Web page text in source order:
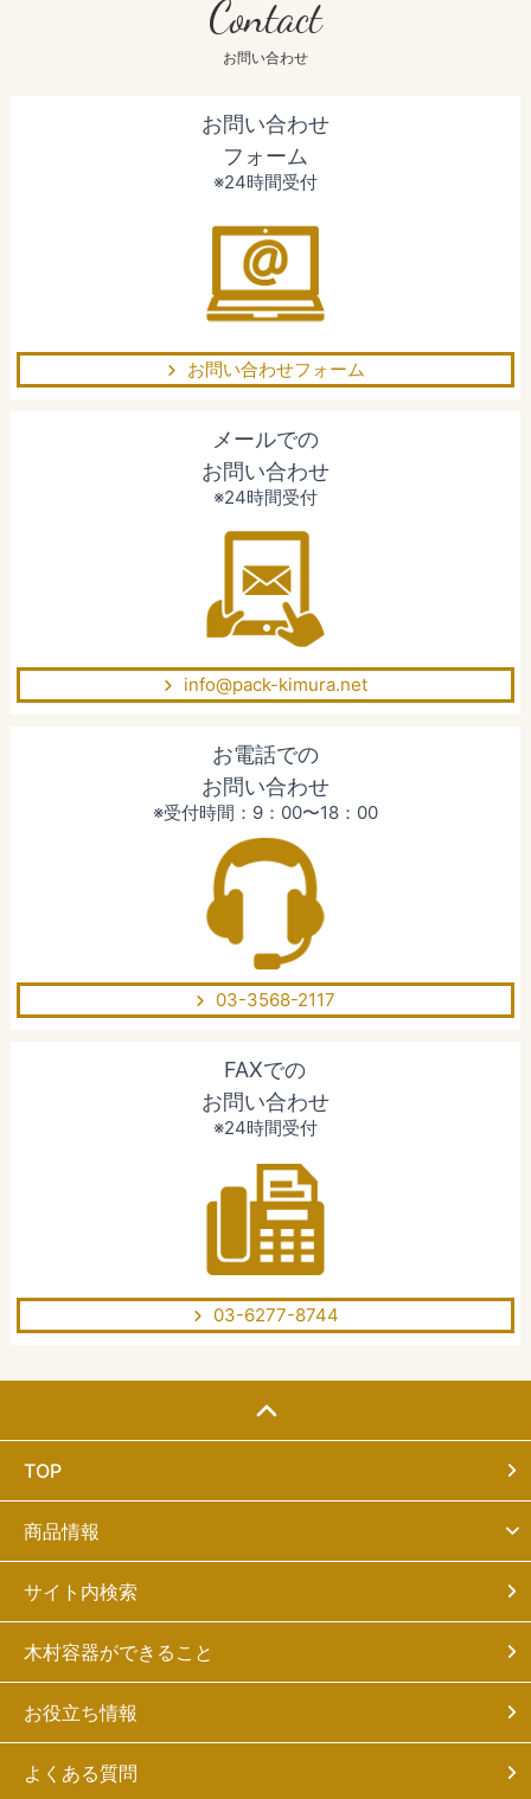
Contact
お問い合わせ
お問い合わせ
フォーム
※24時間受付
お問い合わせフォーム
メールでの
お問い合わせ
※24時間受付
info@pack-kimura.net
お電話での
お問い合わせ
※受付時間：9：00〜18：00
03-3568-2117
FAXでの
お問い合わせ
※24時間受付
03-6277-8744
TOP
商品情報
サイト内検索
木村容器ができること
お役立ち情報
よくある質問